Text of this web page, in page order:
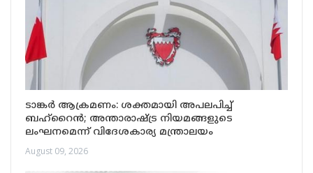
ടാങ്കർ ആക്രമണം: ശക്തമായി അപലപിച്ച്
ബഹ്‌റൈൻ; അന്താരാഷ്ട്ര നിയമങ്ങളുടെ
ലംഘനമെന്ന് വിദേശകാര്യ മന്ത്രാലയം
August 09, 2026